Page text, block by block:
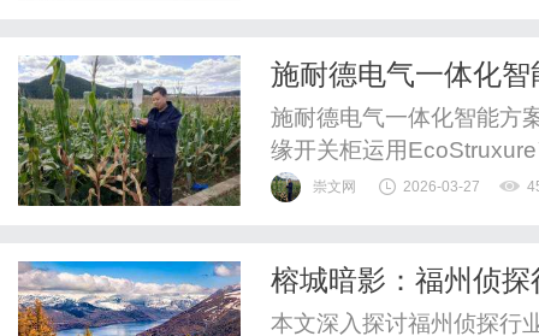
施耐德电气一体化
施耐德电气一体化智能方
缘开关柜运用
DCS系统控制回路中的典
多有效数据——...
崇文网 2026-03-27
榕城暗影：福州侦
本文深入探讨福州侦探行